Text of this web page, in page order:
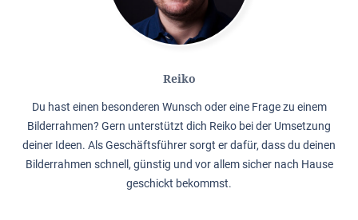
Reiko
Du hast einen besonderen Wunsch oder eine Frage zu einem
Bilderrahmen? Gern unterstützt dich Reiko bei der Umsetzung
deiner Ideen. Als Geschäftsführer sorgt er dafür, dass du deinen
Bilderrahmen schnell, günstig und vor allem sicher nach Hause
geschickt bekommst.